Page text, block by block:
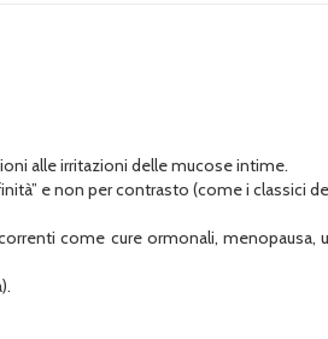
alle irritazioni delle mucose intime.
e non per contrasto (come i classici
come cure ormonali, menopausa,